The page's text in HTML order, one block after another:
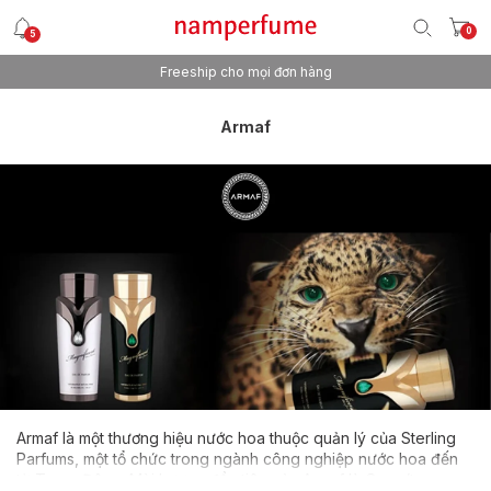
5 0
Freeship cho mọi đơn hàng
Armaf
Armaf là một thương hiệu nước hoa thuộc quản lý của Sterling
Parfums, một tổ chức trong ngành công nghiệp nước hoa đến